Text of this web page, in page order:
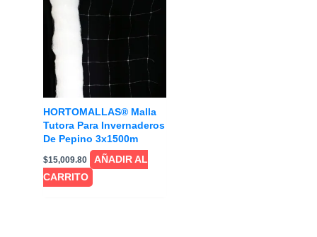
HORTOMALLAS® Malla
Tutora Para Invernaderos
De Pepino 3x1500m
$15,009.80
AÑADIR AL
CARRITO